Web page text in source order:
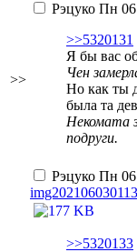
>>
Рэцуко Пн 06
>>5320131
Я бы вас
Чен
Но как ты
была та
Некомата
подруги.
Рэцуко Пн 06
>>5320133